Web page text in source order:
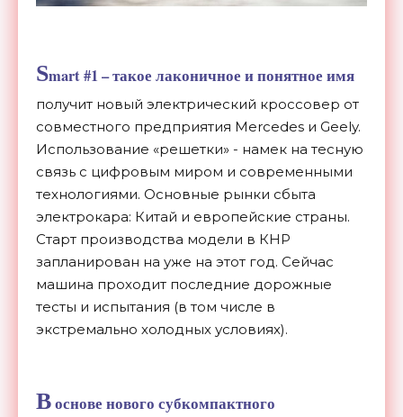
Smart #1 – такое лаконичное и понятное имя
получит новый электрический кроссовер от
совместного предприятия Mercedes и Geely.
Использование «решетки» - намек на тесную
связь с цифровым миром и современными
технологиями. Основные рынки сбыта
электрокара: Китай и европейские страны.
Старт производства модели в КНР
запланирован на уже на этот год. Сейчас
машина проходит последние дорожные
тесты и испытания (в том числе в
экстремально холодных условиях).
Воснове нового субкомпактного